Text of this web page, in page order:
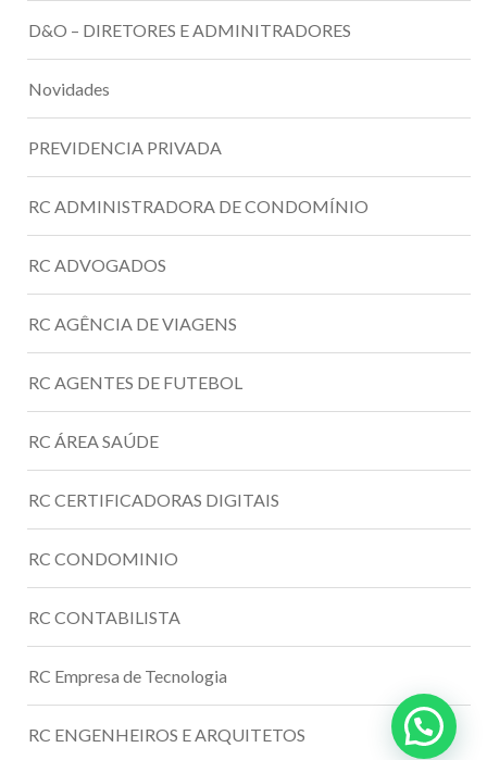
D&O – DIRETORES E ADMINITRADORES
Novidades
PREVIDENCIA PRIVADA
RC ADMINISTRADORA DE CONDOMÍNIO
RC ADVOGADOS
RC AGÊNCIA DE VIAGENS
RC AGENTES DE FUTEBOL
RC ÁREA SAÚDE
RC CERTIFICADORAS DIGITAIS
RC CONDOMINIO
RC CONTABILISTA
RC Empresa de Tecnologia
RC ENGENHEIROS E ARQUITETOS